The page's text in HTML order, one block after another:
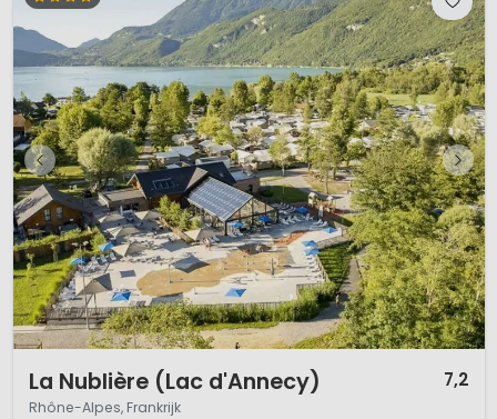
La Nublière (Lac d'Annecy) 7,2
Rhône-Alpes, Frankrijk